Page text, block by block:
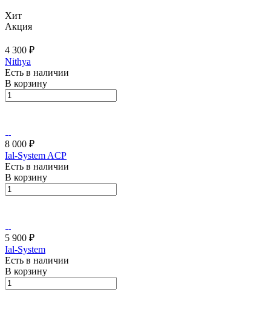
Хит
Акция
4 300 ₽
Nithya
Есть в наличии
В корзину
8 000 ₽
Ial-System ACP
Есть в наличии
В корзину
5 900 ₽
Ial-System
Есть в наличии
В корзину